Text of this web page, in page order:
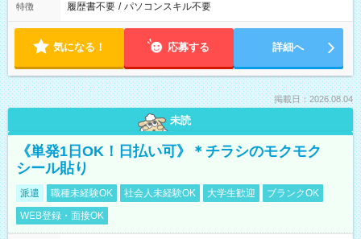
特徴 履歴書不要 / パソコンスキル不要
気になる！ 応募する 詳細へ
掲載日：2026.08.04
未読
《単発1日OK！日払い可》＊チラシのモクモク
シール貼り
派遣 職種未経験OK 社会人未経験OK 大学生歓迎
ブランクOK
WEB登録・面接OK